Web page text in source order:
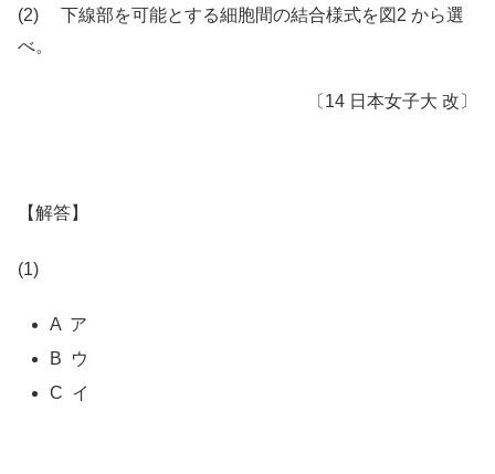
(2) 下線部を可能とする細胞間の結合様式を図2 から選
べ。
〔14 日本女子大 改〕
【解答】
(1)
A ア
B ウ
C イ